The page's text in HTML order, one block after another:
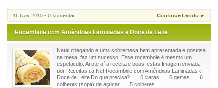
18 Nov 2015 - 0 Komentar Continue Lendo ►
Rocambole com Amêndoas Laminadas e Doce de Leite
Natal chegando e uma sobremesa bem apresentada e gostosa
na mesa, faz um sucesso! Esse rocambole é mesmo um
espetáculo. Anote aí a receita e boas festas!Imagem enviada
por Receitas da Net Rocambole com Amêndoas Laminadas e
Doce de Leite Do que precisa? 6 claras 6 gemas 6
colheres (sopa) de açúcar 5 colheres...